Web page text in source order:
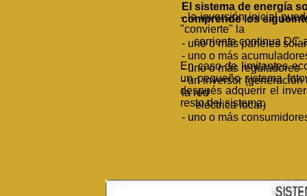
- la inversión inicial
"convierte" la
corriente continua DC a
En caso de limitantes
un pequeño sistema
después adquerir el
resto del sistema.
El sistema de energía
comprende los
- uno o más paneles
- uno o más
- uno o más reguladores
- un inversor (generación
la red
eléctrica local)
- uno o más